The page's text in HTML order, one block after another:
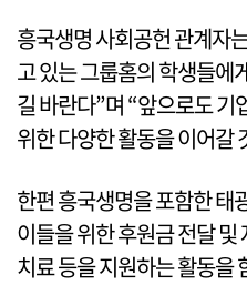
흥국생명 사회공헌 관계자
고 있는 그룹홈의 학생들에
길 바란다”며 “앞으로도 기
위한 다양한 활동을 이어갈
한편 흥국생명을 포함한 태
이들을 위한 후원금 전달
치료 등을 지원하는 활동을